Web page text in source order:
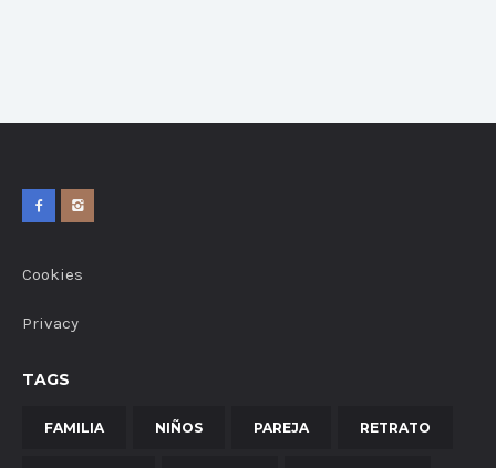
Cookies
Privacy
TAGS
FAMILIA NIÑOS PAREJA RETRATO